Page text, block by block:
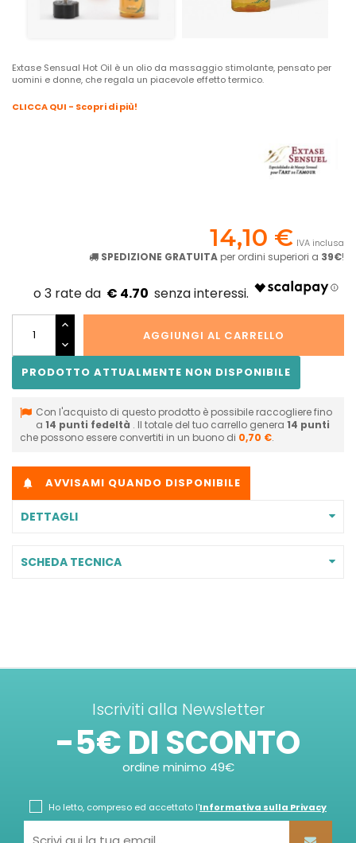
Extase Sensual Hot Oil è un olio da massaggio stimolante, pensato per
uomini e donne, che regala un piacevole effetto termico.
CLICCA QUI - Scopri di più!
14,10 € IVA inclusa
SPEDIZIONE GRATUITA per ordini superiori a 39€!
€ 4.70
AGGIUNGI AL CARRELLO
PRODOTTO ATTUALMENTE NON DISPONIBILE
Con l'acquisto di questo prodotto è possibile raccogliere fino
a 14 punti fedeltà . Il totale del tuo carrello genera 14 punti
che possono essere convertiti in un buono di 0,70 €.
 AVVISAMI QUANDO DISPONIBILE
DETTAGLI
SCHEDA TECNICA
Iscriviti alla Newsletter
-5€ DI SCONTO
ordine minimo 49€
Ho letto, compreso ed accettato l'Informativa sulla Privacy